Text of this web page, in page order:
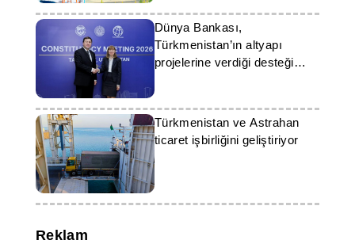
Dünya Bankası,
Türkmenistan’ın altyapı
projelerine verdiği desteği
Türkmenistan ve Astrahan
ticaret işbirliğini geliştiriyor
Reklam